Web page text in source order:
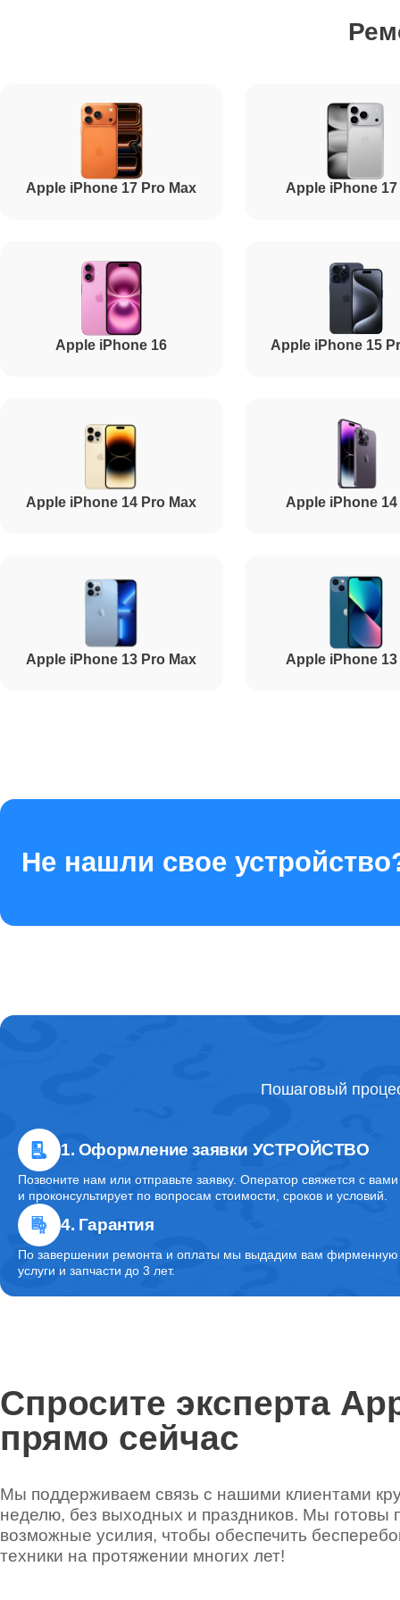
Ремонт GPS-модуля
Ремонт материнской платы
Ремонт камеры
Ремонт USB порта
Ремонт динамика
Ремонт заднего стекла
Комплексная чистка
Apple iPhone 17 Pro Max Apple iPhone
Apple iPhone 16 Apple iPhone 15
Apple iPhone 14 Pro Max Apple iPhone
Apple iPhone 13 Pro Max Apple iPhone
Не нашли свое
Пошаговый
1. Оформление заявки УСТРОЙСТВО
Позвоните нам или отправьте заявку. Оператор свяжется с вами
и проконсультирует по вопросам стоимости, сроков и условий.
4. Гарантия
По завершении ремонта и оплаты мы выдадим вам фирменную
услуги и запчасти до 3 лет.
Спросите эксперта
прямо сейчас
Мы поддерживаем связь с нашими клиентами
неделю, без выходных и праздников. Мы готовы
возможные усилия, чтобы обеспечить
техники на протяжении многих лет!